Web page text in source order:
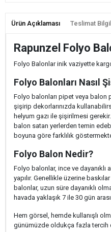
Ürün Açıklaması Teslimat
Rapunzel Folyo
Folyo Balonlar inik vaziyette
Folyo Balonları Nasıl
Folyo balonları pipet veya balon
şişirip dekorlarınızda
helyum gazı ile şişirilmesi
balon satan yerlerden temin
boyuna göre farklılık
Folyo Balon Nedir?
Folyo balonlar, ince ve
yapılır. Genellikle üzerine
balonlar, uzun süre dayanıklı
havada yaklaşık 7 ile 30 gün
Hem görsel, hemde kullanışlı
günümüzde oldukça fazla tercih